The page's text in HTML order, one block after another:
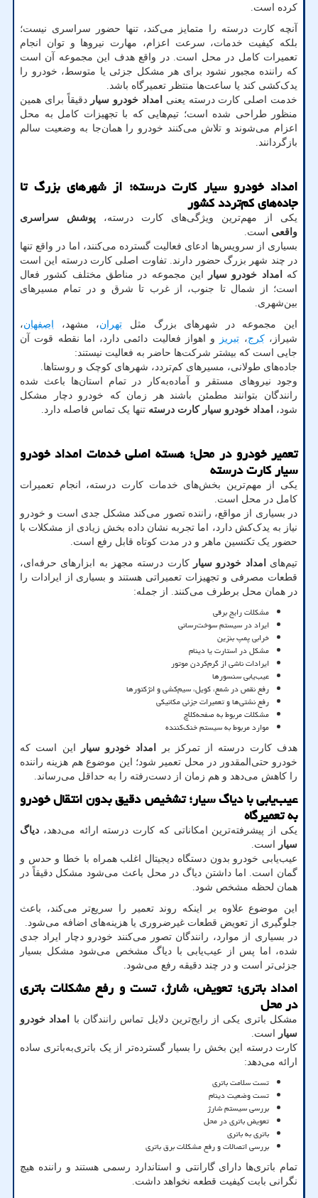
کرده است.
آنچه کارت درسته را متمایز می‌کند، تنها حضور سراسری نیست؛
بلکه کیفیت خدمات، سرعت اعزام، مهارت نیروها و توان انجام
تعمیرات کامل در محل است. در واقع هدف این مجموعه آن است
که راننده مجبور نشود برای هر مشکل جزئی یا متوسط، خودرو را
یدک‌کشی کند یا ساعت‌ها منتظر تعمیرگاه باشد.
خدمت اصلی کارت درسته یعنی
امداد خودرو سیار دقیقاً برای همین
منظور طراحی شده است؛ تیم‌هایی که با تجهیزات کامل به محل
اعزام می‌شوند و تلاش می‌کنند خودرو را همان‌جا به وضعیت سالم
بازگردانند.
امداد خودرو سیار کارت درسته؛ از شهرهای بزرگ تا
جاده‌های کم‌تردد کشور
یکی از مهم‌ترین ویژگی‌های کارت درسته، پوشش سراسری
واقعی است.
بسیاری از سرویس‌ها ادعای فعالیت گسترده می‌کنند، اما در واقع تنها
در چند شهر بزرگ حضور دارند. تفاوت اصلی کارت درسته این است
که
امداد خودرو سیار
این مجموعه در مناطق مختلف کشور فعال
است؛ از شمال تا جنوب، از غرب تا شرق و در تمام مسیرهای
بین‌شهری.
این مجموعه در شهرهای بزرگ مثل تهران، مشهد، اصفهان،
شیراز،کرج، تبریز
و اهواز فعالیت دائمی دارد، اما نقطه قوت آن
جایی است که بیشتر شرکت‌ها حاضر به فعالیت نیستند:
جاده‌های طولانی، مسیرهای کم‌تردد، شهرهای کوچک و روستاها.
وجود نیروهای مستقر و آماده‌به‌کار در تمام استان‌ها باعث شده
رانندگان بتوانند مطمئن باشند هر زمان که خودرو دچار مشکل
شود،
امداد خودرو سیار کارت درسته تنها یک تماس فاصله دارد.
تعمیر خودرو در محل؛ هسته اصلی خدمات امداد خودرو
سیار کارت درسته
یکی از مهم‌ترین بخش‌های خدمات کارت درسته، انجام تعمیرات
کامل در محل است.
در بسیاری از مواقع، راننده تصور می‌کند مشکل جدی است و خودرو
نیاز به یدک‌کش دارد، اما تجربه نشان داده بخش زیادی از مشکلات با
حضور یک تکنسین ماهر و در مدت کوتاه قابل رفع است.
تیم‌های
امداد خودرو سیار کارت درسته مجهز به ابزارهای حرفه‌ای،
قطعات مصرفی و تجهیزات تعمیراتی هستند و بسیاری از ایرادات را
در همان محل برطرف می‌کنند. از جمله:
مشکلات رایج برقی
ایراد در سیستم سوخت‌رسانی
خرابی پمپ بنزین
مشکل در استارت یا دینام
ایرادات ناشی از گرم‌کردن موتور
عیب‌یابی سنسورها
رفع نقص در شمع، کویل، سیم‌کشی و انژکتورها
رفع نشتی‌ها و تعمیرات جزئی مکانیکی
مشکلات مربوط به صفحه‌کلاچ
موارد مربوط به سیستم خنک‌کننده
هدف کارت درسته از تمرکز بر امداد خودرو سیار
این است که
خودرو حتی‌المقدور در محل تعمیر شود؛ این موضوع هم هزینه راننده
را کاهش می‌دهد و هم زمان از دست‌رفته را به حداقل می‌رساند.
عیب‌یابی با دیاگ سیار؛ تشخیص دقیق بدون انتقال خودرو
به تعمیرگاه
یکی از پیشرفته‌ترین امکاناتی که کارت درسته ارائه می‌دهد، دیاگ
سیار
است.
عیب‌یابی خودرو بدون دستگاه دیجیتال اغلب همراه با خطا و حدس و
گمان است. اما داشتن دیاگ در محل باعث می‌شود مشکل دقیقاً در
همان لحظه مشخص شود.
این موضوع علاوه بر اینکه روند تعمیر را سریع‌تر می‌کند، باعث
جلوگیری از تعویض قطعات غیرضروری یا هزینه‌های اضافه می‌شود.
در بسیاری از موارد، رانندگان تصور می‌کنند خودرو دچار ایراد جدی
شده، اما پس از عیب‌یابی با دیاگ مشخص می‌شود مشکل بسیار
جزئی‌تر است و در چند دقیقه رفع می‌شود.
امداد باتری؛ تعویض، شارژ، تست و رفع مشکلات باتری
در محل
مشکل باتری یکی از رایج‌ترین دلایل تماس رانندگان با
امداد خودرو
سیار
است.
کارت درسته این بخش را بسیار گسترده‌تر از یک باتری‌به‌باتری ساده
ارائه می‌دهد:
تست سلامت باتری
تست وضعیت دینام
بررسی سیستم شارژ
تعویض باتری در محل
باتری به باتری
بررسی اتصالات و رفع مشکلات برق باتری
تمام باتری‌ها دارای گارانتی و استاندارد رسمی هستند و راننده هیچ
نگرانی بابت کیفیت قطعه نخواهد داشت.